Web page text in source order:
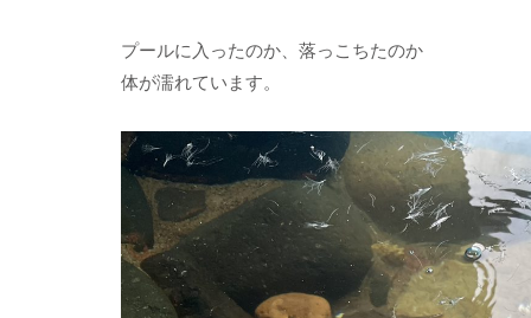
プールに入ったのか、落っこちたのか
体が濡れています。